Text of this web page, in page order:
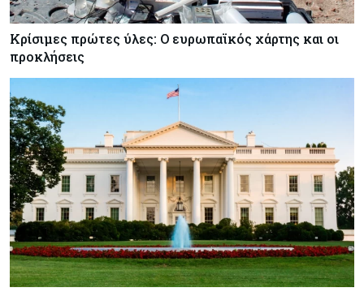
Κρίσιμες πρώτες ύλες: Ο ευρωπαϊκός χάρτης και οι
προκλήσεις